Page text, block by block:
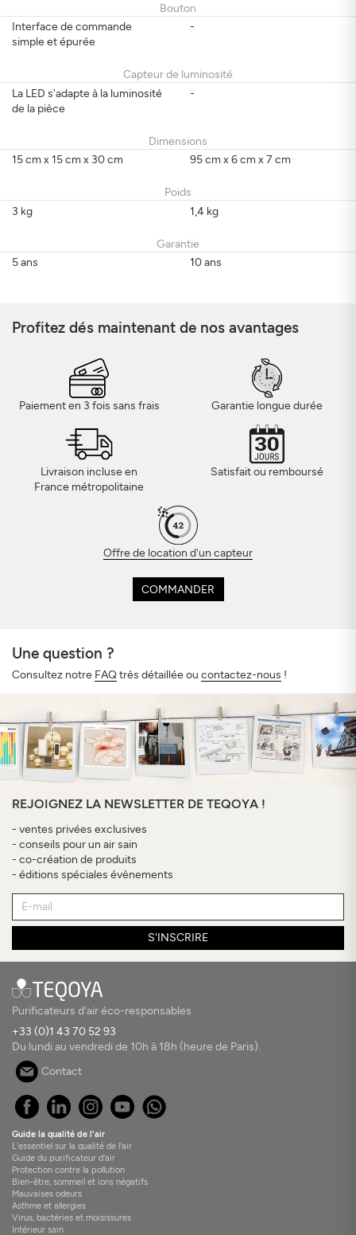
Bouton
-
Interface de commande
simple et épurée
Capteur de luminosité
-
La LED s'adapte à la luminosité
de la pièce
Dimensions
95 cm x 6 cm x 7 cm
15 cm x 15 cm x 30 cm
Poids
1,4 kg
3 kg
Garantie
10 ans
5 ans
Profitez dés maintenant de nos avantages
Paiement en 3 fois sans frais Garantie longue durée
Livraison incluse en
France métropolitaine
Satisfait ou remboursé
Offre de location d'un capteur
COMMANDER
Une question ?
Consultez notre FAQtrès détaillée ou contactez-nous !
REJOIGNEZ LA NEWSLETTER DE TEQOYA !
- ventes privées exclusives
- conseils pour un air sain
- co-création de produits
- éditions spéciales évènements
S'INSCRIRE
Purificateurs d'air éco-responsables
+33 (0)1 43 70 52 93
Du lundi au vendredi de 10h à 18h (heure de Paris).
Contact
Guide la qualité de l'air
L'essentiel sur la qualité de l'air
Guide du purificateur d'air
Protection contre la pollution
Bien-être, sommeil et ions négatifs
Mauvaises odeurs
Asthme et allergies
Virus, bactéries et moisissures
Intérieur sain